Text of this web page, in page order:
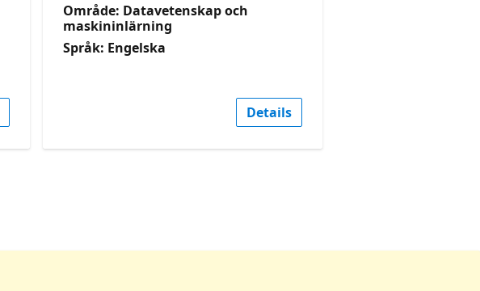
Område: Datavetenskap och
maskininlärning
Språk: Engelska
Details